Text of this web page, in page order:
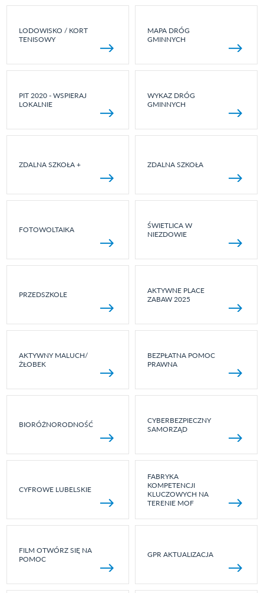
LODOWISKO / KORT
TENISOWY
MAPA DRÓG
GMINNYCH
PIT 2020 - WSPIERAJ
LOKALNIE
WYKAZ DRÓG
GMINNYCH
ZDALNA SZKOŁA + ZDALNA SZKOŁA
FOTOWOLTAIKA
ŚWIETLICA W
NIEZDOWIE
PRZEDSZKOLE
AKTYWNE PLACE
ZABAW 2025
AKTYWNY MALUCH/
ŻŁOBEK
BEZPŁATNA POMOC
PRAWNA
BIORÓŻNORODNOŚĆ
CYBERBEZPIECZNY
SAMORZĄD
CYFROWE LUBELSKIE
FABRYKA
KOMPETENCJI
KLUCZOWYCH NA
TERENIE MOF
FILM OTWÓRZ SIĘ NA
POMOC
GPR AKTUALIZACJA